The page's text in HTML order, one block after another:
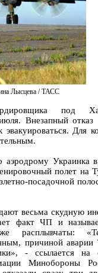
Лысцева / ТАСС
под
Внезапный отказ
Для
Украинка
полет на
посадочной
весьма скудную
факт ЧП и
расплывчаты:
причиной
- ссылается на
Минобороны